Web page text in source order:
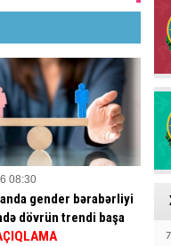
08:30
gender bərabərliyi
dövrün trendi başa